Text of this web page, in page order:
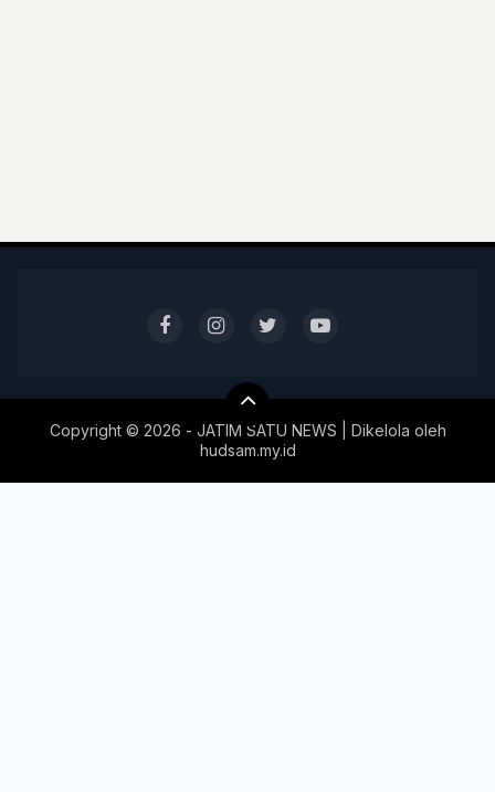
Copyright © 2026 - JATIM SATU NEWS | Dikelola oleh
hudsam.my.id